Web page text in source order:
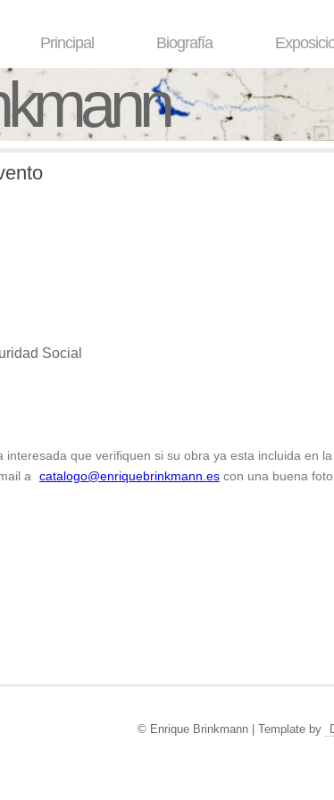
Principal Biografía
Social
que verifiquen si su obra ya esta incluida en
a
catalogo@enriquebrinkmann.es con una buena
© Enrique Brinkmann | Template by